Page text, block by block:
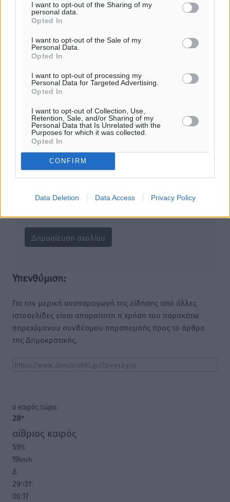
I want to opt-out of the Sharing of my
personal data.
Opted In
I want to opt-out of the Sale of my
Personal Data.
Opted In
I want to opt-out of processing my
Personal Data for Targeted Advertising.
Opted In
I want to opt-out of Collection, Use,
Retention, Sale, and/or Sharing of my
Personal Data that Is Unrelated with the
Purposes for which it was collected.
Opted In
CONFIRM
Data Deletion Data Access Privacy Policy
Πρέπει να συμπληρωθούν όλα τα πεδία για την
υποβολή του σχολίου.
Όνοματεπώνυμο Email
Φύλαξε τα στοιχεία μου για την επόμενη φορά.
Υπενθύμιση:
Για την μερική αναπαραγωγή της είδησης από άλλες
ιστοσελίδες είναι απαραίτητη η χρήση του παρακάτω
παρεχόμενου συνδέσμου παραπομπής προς το άρθρο
της Δημοκρατικής.
o καιρός τώρα:
28°
αίθριος καιρός
59%
19km/h
Δ
29°/31°
06:17